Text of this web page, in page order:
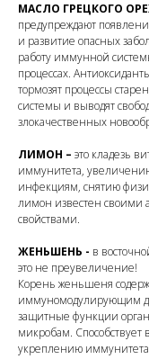
МАСЛО ГРЕЦКОГО
предупреждают
и развитие опасных
работу иммунной
процессах.
тормозят процессы
системы и выводят
злокачественных
ЛИМОН – это кладезь
иммунитета,
инфекциям, снятию
лимон известен своими
свойствами.
ЖЕНЬШЕНЬ - в
это не преувеличение!
Корень женьшеня
иммуномодулирующим
защитные функции
микробам.
укреплению иммунитета